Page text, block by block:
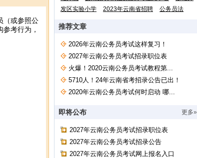
（或参照公
考行为，
发区实验小学
2023年云南省招聘 公务员法
推荐文章
2026年云南公务员考试这样复习！
2027年云南公务员考试招录职位表
火爆！2020云南公务员考试教程第...
5710人！24年云南省考招录公告已出！
2020年云南公务员考试何时启动 哪...
即将公布 更多»
2027年云南公务员考试招录职位表
2027年云南公务员考试招录公告
2027年云南公务员考试网上报名入口